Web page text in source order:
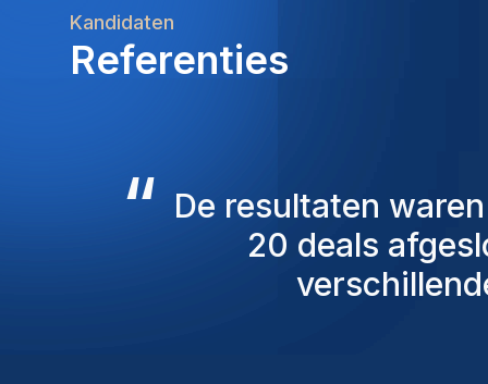
Kandidaten
Referenties
“ De consultants
overweging
mensen die
persoonlijk ben ik